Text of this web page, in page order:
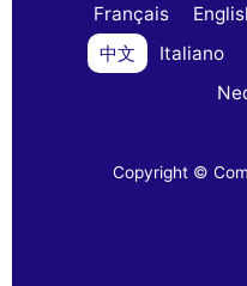
Français
中文
Italiano
Copyright ©